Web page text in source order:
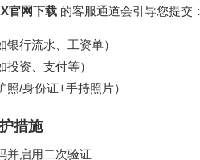
官网下载 的客服通道会引导您提交：
银行流水、工资单）
资、支付等）
/身份证+手持照片）
措施
并启用二次验证